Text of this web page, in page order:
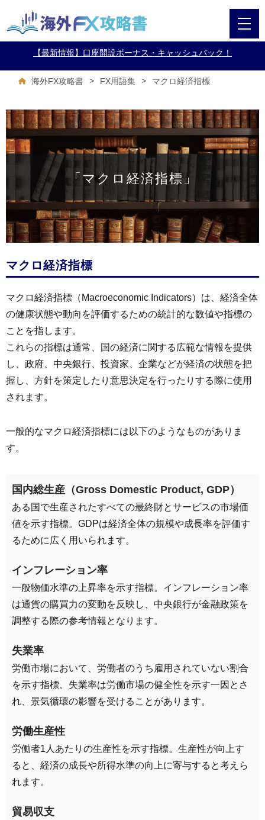
【最新情報】口座開設ボーナス・キャッシュバック！
海外FX攻略書 > FX用語集 > マクロ経済指標
「マクロ経済指標」
マクロ経済指標
マクロ経済指標（Macroeconomic Indicators）は、経済全体
の健康状態や動向を評価するための統計的な数値や指標の
ことを指します。
これらの指標は通常、国の経済に関する広範な情報を提供
し、政府、中央銀行、投資家、企業などが経済の状態を把
握し、方針を策定したり意思決定を行ったりする際に使用
されます。
一般的なマクロ経済指標には以下のようなものがありま
す。
国内総生産（Gross Domestic Product, GDP）
ある国で生産されたすべての最終財とサービスの市場価
値を示す指標。GDPは経済全体の規模や成長率を評価す
るために広く用いられます。
インフレーション率
一般物価水準の上昇率を示す指標。インフレーション率
は通貨の購買力の変動を反映し、中央銀行が金融政策を
調整する際の参考情報となります。
失業率
労働市場において、労働者のうち雇用されていない割合
を示す指標。失業率は労働市場の健全性を示す一因とさ
れ、景気循環の影響を受けることがあります。
労働生産性
労働者1人あたりの生産性を示す指標。生産性が向上す
ると、経済の成長や所得水準の向上に寄与すると考えら
れます。
貿易収支